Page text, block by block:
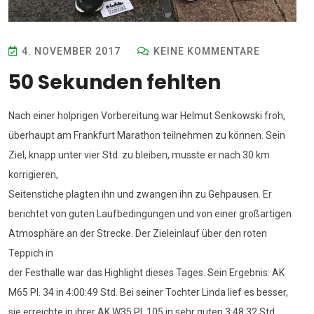
4. NOVEMBER 2017 KEINE KOMMENTARE
50 Sekunden fehlten
Nach einer holprigen Vorbereitung war Helmut Senkowski froh,
überhaupt am Frankfurt Marathon teilnehmen zu können. Sein
Ziel, knapp unter vier Std. zu bleiben, musste er nach 30 km
korrigieren,
Seitenstiche plagten ihn und zwangen ihn zu Gehpausen. Er
berichtet von guten Laufbedingungen und von einer großartigen
Atmosphäre an der Strecke. Der Zieleinlauf über den roten
Teppich in
der Festhalle war das Highlight dieses Tages. Sein Ergebnis: AK
M65 Pl. 34 in 4:00:49 Std. Bei seiner Tochter Linda lief es besser,